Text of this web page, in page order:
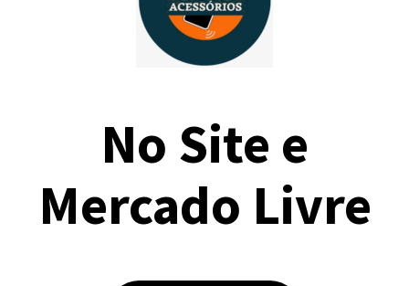
No Site e
Mercado Livre